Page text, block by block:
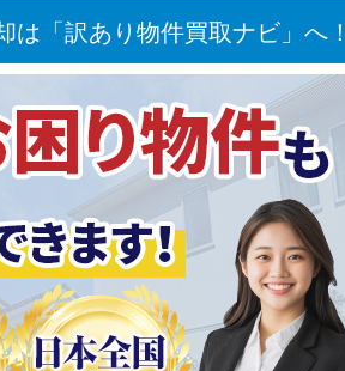
は「訳あり物件買取ナビ」へ！